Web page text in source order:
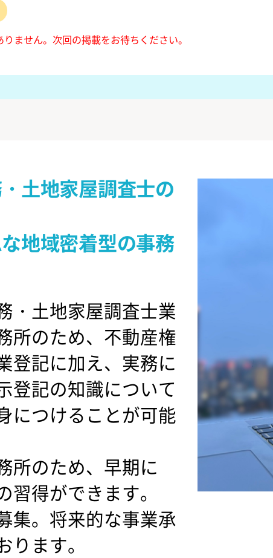
りません。次回の掲載をお待ちください。
土地家屋調査士の
地域密着型の事務
・土地家屋調査士業
所のため、不動産権
登記に加え、実務に
登記の知識について
につけることが可能
所のため、早期に
習得ができます。
集。将来的な事業承
ります。